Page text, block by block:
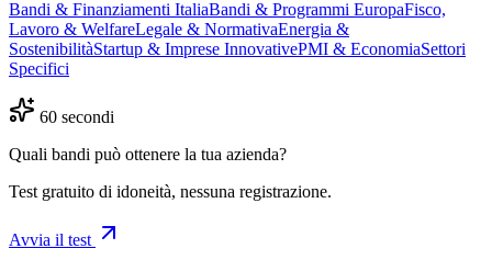
Bandi & Finanziamenti ItaliaBandi & Programmi EuropaFisco,
Lavoro & WelfareLegale & NormativaEnergia &
SostenibilitàStartup & Imprese InnovativePMI & EconomiaSettori
Specifici
60 secondi
Quali bandi può ottenere la tua azienda?
Test gratuito di idoneità, nessuna registrazione.
Avvia il test